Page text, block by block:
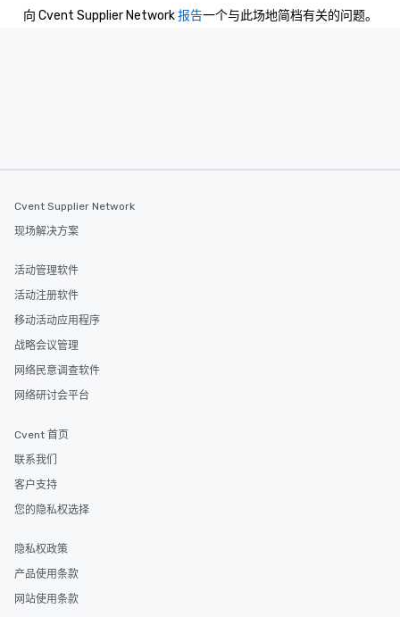
向 Cvent Supplier Network报告一个与此场地简档有关的问题。
Cvent Supplier Network
现场解决方案
活动管理软件
活动注册软件
移动活动应用程序
战略会议管理
网络民意调查软件
网络研讨会平台
Cvent 首页
联系我们
客户支持
您的隐私权选择
隐私权政策
产品使用条款
网站使用条款